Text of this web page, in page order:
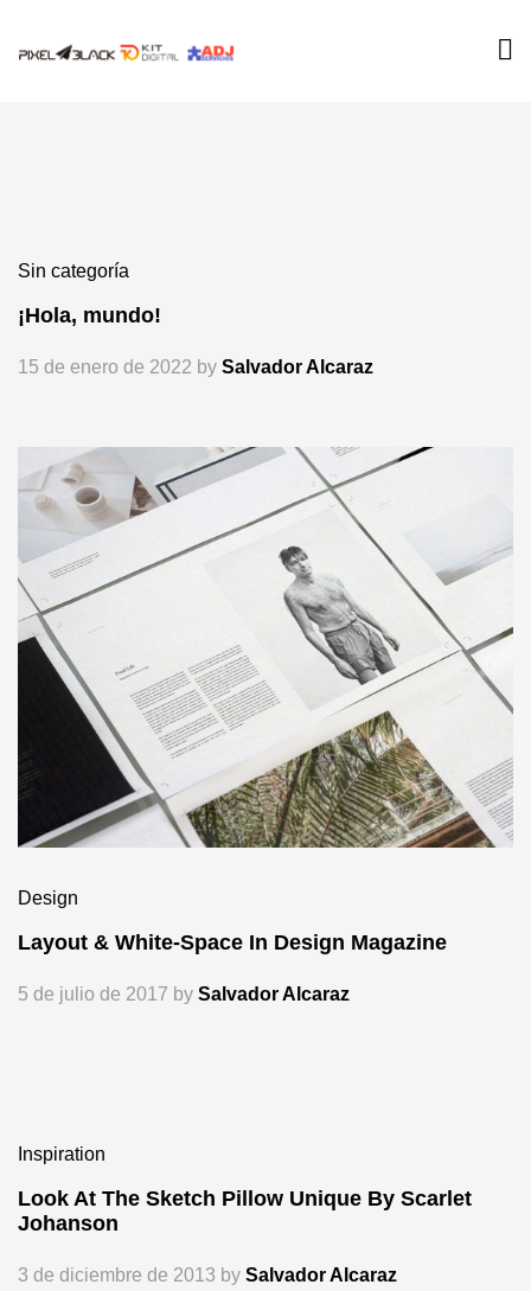
Sin categoría
¡Hola, mundo!
15 de enero de 2022 by Salvador Alcaraz
Design
Layout & White-Space In Design Magazine
5 de julio de 2017 by Salvador Alcaraz
Inspiration
Look At The Sketch Pillow Unique By Scarlet
Johanson
3 de diciembre de 2013 by Salvador Alcaraz